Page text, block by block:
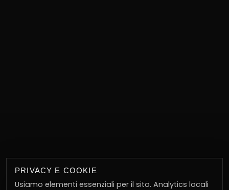
PRIVACY E COOKIE
Usiamo elementi essenziali per il sito. Analytics locali